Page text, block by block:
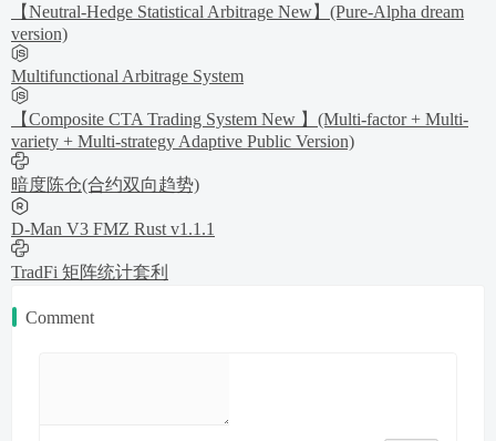
【Neutral-Hedge Statistical Arbitrage New】(Pure-Alpha dream
version)
Multifunctional Arbitrage System
【Composite CTA Trading System New 】(Multi-factor + Multi-
variety + Multi-strategy Adaptive Public Version)
暗度陈仓(合约双向趋势)
D-Man V3 FMZ Rust v1.1.1
TradFi 矩阵统计套利
Comment